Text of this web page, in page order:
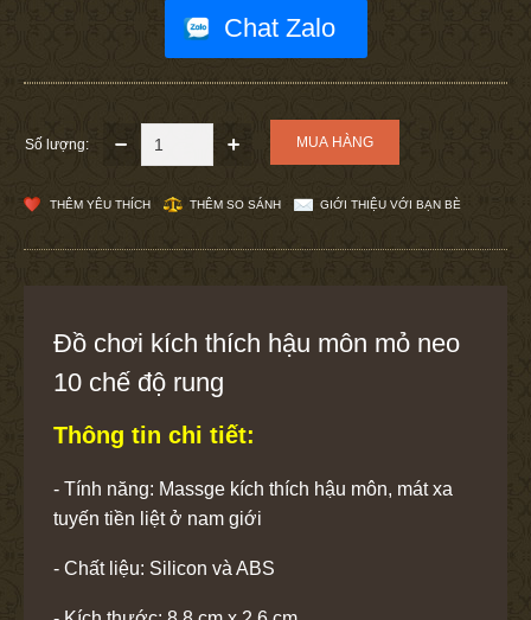
Chat Zalo
Số lượng:
THÊM YÊU THÍCH THÊM SO SÁNH GIỚI THIỆU VỚI BẠN BÈ
Đồ chơi kích thích hậu môn mỏ neo
10 chế độ rung
Thông tin chi tiết:
- Tính năng: Massge kích thích hậu môn, mát xa
tuyến tiền liệt ở nam giới
- Chất liệu: Silicon và ABS